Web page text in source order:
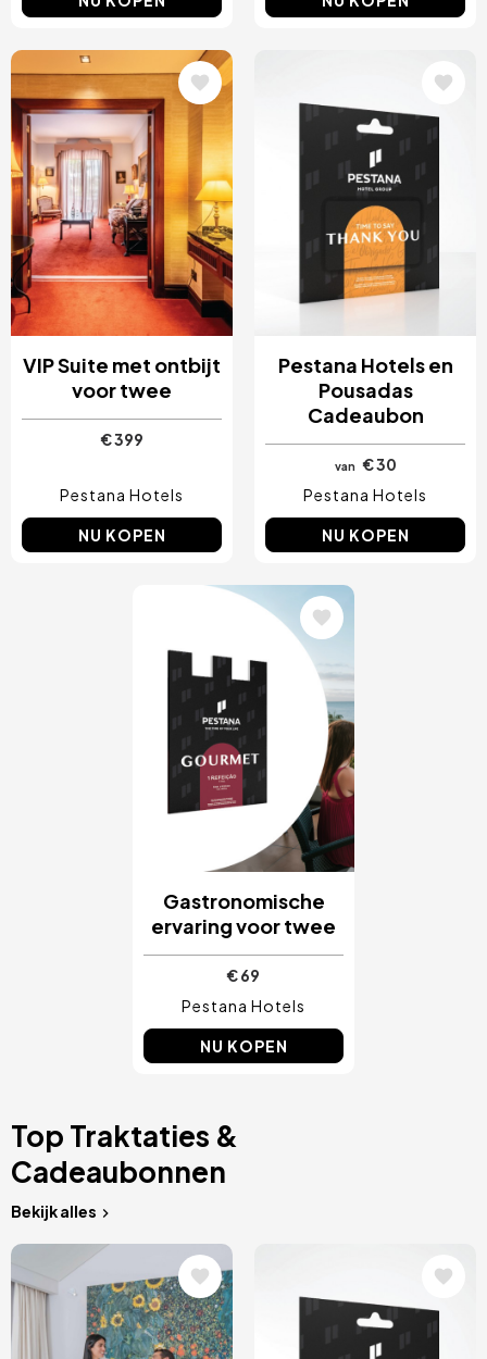
Afbeelding
VIP Suite met ontbijt
voor twee
€ 399
Pestana Hotels
NU KOPEN
Pestana Hotels en
Pousadas
Cadeaubon
van € 30
Pestana Hotels
NU KOPEN
Afbeelding
Gastronomische
ervaring voor twee
€ 69
Pestana Hotels
NU KOPEN
Top Traktaties &
Cadeaubonnen
Bekijk alles
Afbeelding